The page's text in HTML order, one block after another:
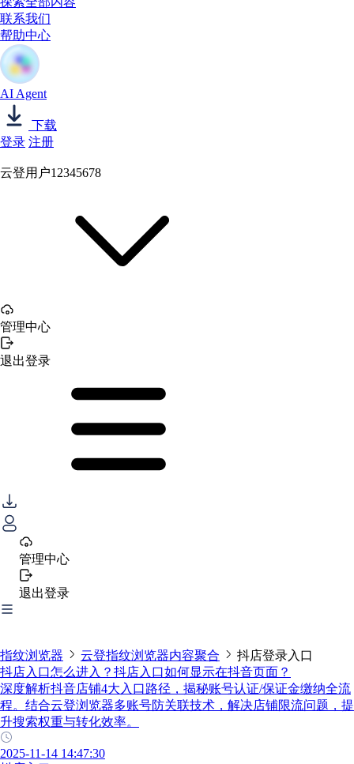
联系我们
帮助中心
AI Agent
下载
登录 注册
云登用户12345678
管理中心
退出登录
管理中心
退出登录
指纹浏览器 云登指纹浏览器内容聚合
抖店登录入口
抖店入口怎么进入？抖店入口如何显示在抖音页面？
深度解析抖音店铺4大入口路径，揭秘账号认证/保证金缴纳全流
程。结合云登浏览器多账号防关联技术，解决店铺限流问题，提
升搜索权重与转化效率。
2025-11-14 14:47:30